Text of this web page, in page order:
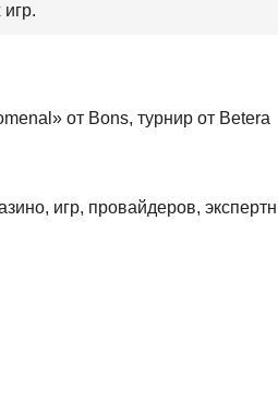
от Bons, турнир от Betera
игр, провайдеров,